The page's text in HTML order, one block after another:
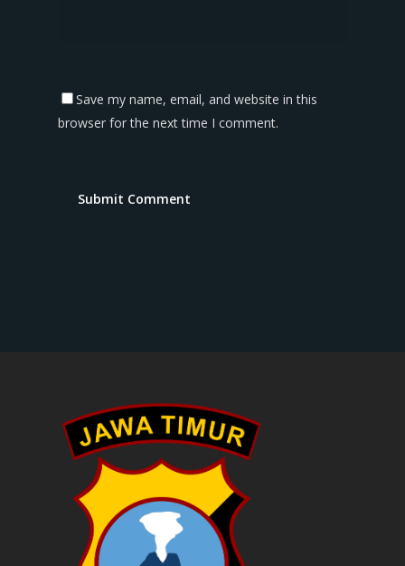
Save my name, email, and website in this
browser for the next time I comment.